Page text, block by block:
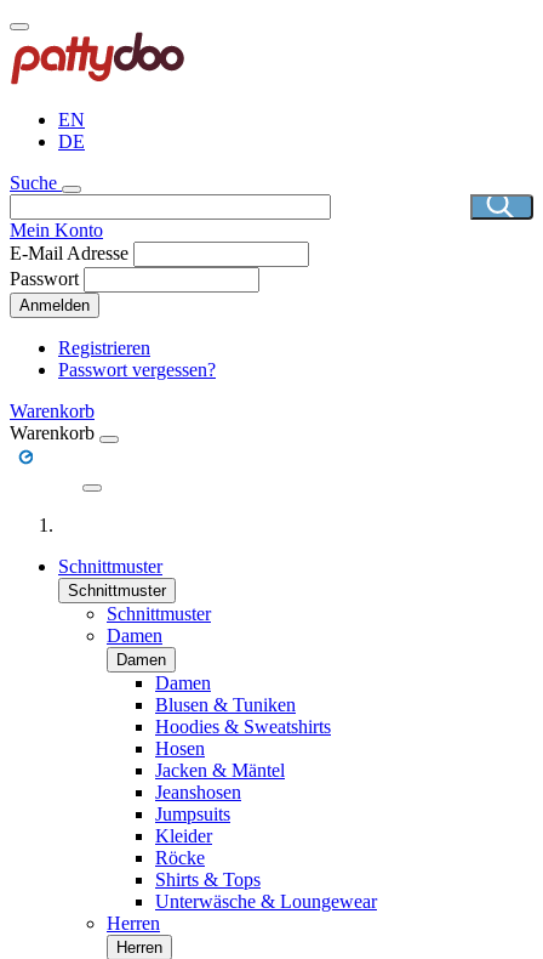
Direkt
zum
Inhalt
EN
DE
Suche
Mein Konto
E-Mail Adresse
Passwort
Anmelden
Registrieren
Passwort vergessen?
Warenkorb
Warenkorb
Schnittmuster
Schnittmuster
Schnittmuster
Damen
Damen
Damen
Blusen & Tuniken
Hoodies & Sweatshirts
Hosen
Jacken & Mäntel
Jeanshosen
Jumpsuits
Kleider
Röcke
Shirts & Tops
Unterwäsche & Loungewear
Herren
Herren